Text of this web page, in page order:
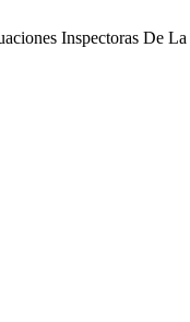
Inspectoras De